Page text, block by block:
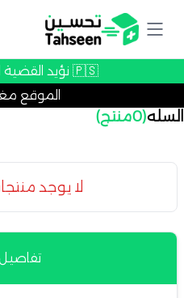
🇵🇸 نؤيد القضية الفلسطينية 🇵🇸
الموقع
السله(
0منتج)
لا يوجد